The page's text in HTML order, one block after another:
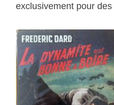
exclusivement pour